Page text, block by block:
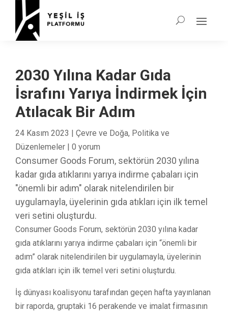
2030 Yılına Kadar Gıda
İsrafını Yarıya İndirmek İçin
Atılacak Bir Adım
24 Kasım 2023 | Çevre ve Doğa, Politika ve
Düzenlemeler | 0 yorum
Consumer Goods Forum, sektörün 2030 yılına
kadar gıda atıklarını yarıya indirme çabaları için
"önemli bir adım" olarak nitelendirilen bir
uygulamayla, üyelerinin gıda atıkları için ilk temel
veri setini oluşturdu.
Consumer Goods Forum, sektörün 2030 yılına kadar
gıda atıklarını yarıya indirme çabaları için “önemli bir
adım” olarak nitelendirilen bir uygulamayla, üyelerinin
gıda atıkları için ilk temel veri setini oluşturdu.
İş dünyası koalisyonu tarafından geçen hafta yayınlanan
bir raporda, gruptaki 16 perakende ve imalat firmasının